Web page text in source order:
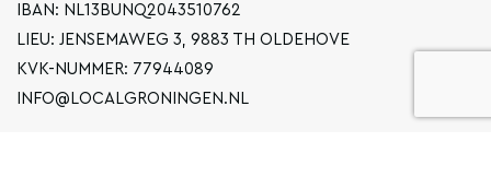
IBAN: NL13BUNQ2043510762
LIEU: JENSEMAWEG 3, 9883 TH OLDEHOVE
KVK-NUMMER: 77944089
INFO@LOCALGRONINGEN.NL